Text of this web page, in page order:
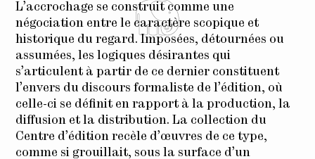
L’accrochage se construit comme une
négociation entre le caractère scopique et
historique du regard. Imposées, détournées ou
assumées, les logiques désirantes qui
s’articulent à partir de ce dernier constituent
l’envers du discours formaliste de l’édition, où
celle-ci se définit en rapport à la production, la
diffusion et la distribution. La collection du
Centre d’édition recèle d’œuvres de ce type,
comme si grouillait, sous la surface d’un